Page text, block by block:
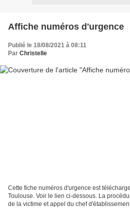
Affiche numéros d'urgence
Publié le 18/08/2021 à 08:11
Par Christelle
Cette fiche numéros d'urgence est
Toulouse. Voir le lien ci-dessous. La
de la victime et appel du chef